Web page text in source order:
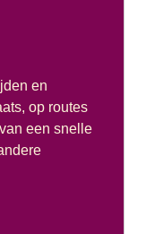
en
op routes
een snelle